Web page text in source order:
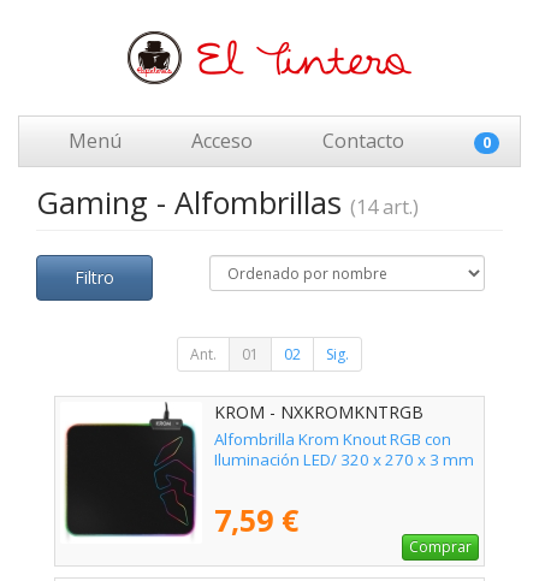
Menú Acceso Contacto 0
Gaming - Alfombrillas (14 art.)
Filtro
Ant. 01 02 Sig.
KROM - NXKROMKNTRGB
Alfombrilla Krom Knout RGB con
Iluminación LED/ 320 x 270 x 3 mm
7,59 €
Comprar